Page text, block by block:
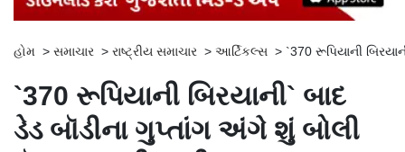
હોમ > સમાચાર > રાષ્ટ્રીય સમાચાર > આર્ટિકલ્સ > `370 રૂપિયાની
`370 રૂપિયાની બિરયાની` બાદ
ડેડ બૉડીના ગુપ્તાંગ અંગે શું બોલી